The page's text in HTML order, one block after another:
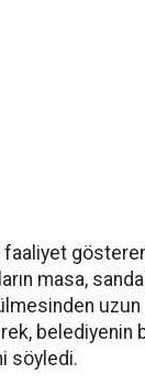
masa,
belediyenin
söyledi.